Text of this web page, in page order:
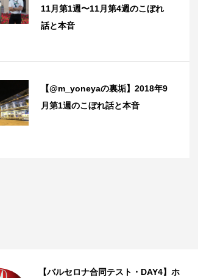
11月第1週〜11月第4週のこぼれ
話と本音
【@m_yoneyaの裏垢】2018年9
月第1週のこぼれ話と本音
【バルセロナ合同テスト・DAY4】ホ